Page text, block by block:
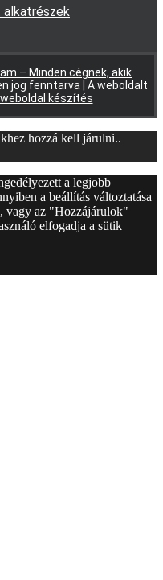
alkatrészek
– Minden cégnek, akik
jog fenntarva | A weboldalt
készítés
hozzá kell járulni..
a legjobb
a beállítás változtatása
vagy az "Hozzájárulok"
elfogadja a sütik